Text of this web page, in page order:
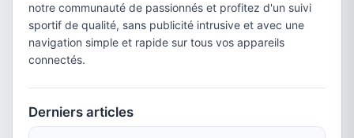
notre communauté de passionnés et profitez d'un suivi
sportif de qualité, sans publicité intrusive et avec une
navigation simple et rapide sur tous vos appareils
connectés.
Derniers articles